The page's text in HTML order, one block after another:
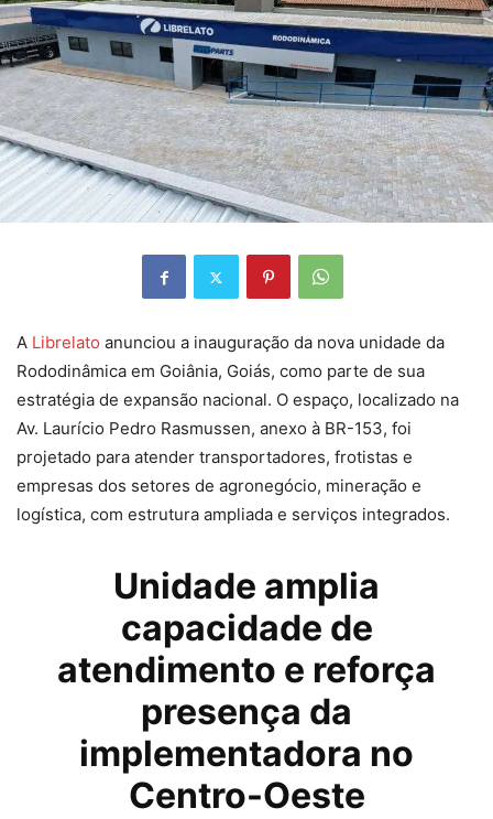
A Librelato anunciou a inauguração da nova unidade da
Rododinâmica em Goiânia, Goiás, como parte de sua
estratégia de expansão nacional. O espaço, localizado na
Av. Laurício Pedro Rasmussen, anexo à BR-153, foi
projetado para atender transportadores, frotistas e
empresas dos setores de agronegócio, mineração e
logística, com estrutura ampliada e serviços integrados.
Unidade amplia
capacidade de
atendimento e reforça
presença da
implementadora no
Centro-Oeste